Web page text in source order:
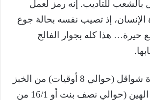
بالشعب للتأديب. إنه رمز لعمل
الإنسان، إذ تصيب نفسه بحالة جوع
هذا كله بجوار الفالج
لقد حدد له عشرة شواقل (حوالي 8 أوقيات) من الخبز
كل يوم، وسدس الهين (حوالي نصف بنت أو 16/1 من